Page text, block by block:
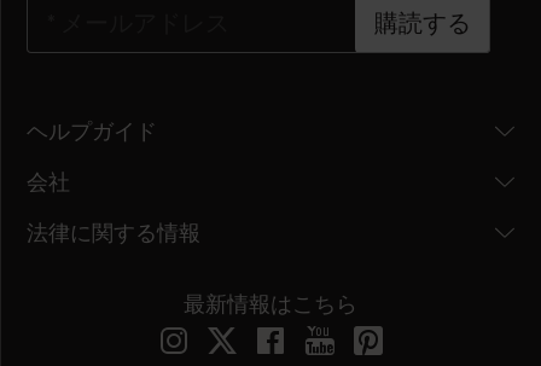
購読する
ヘルプガイド
会社
法律に関する情報
最新情報はこちら